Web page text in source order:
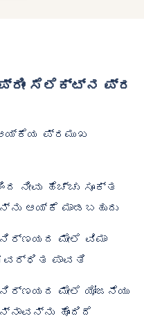
ಆಯ್ಕೆಯ ಪ್ರಮುಖ
ನೀವು ಹೆಚ್ಚು ಸೂಕ್ತ
ಆಯ್ಕೆ ಮಾಡಬಹುದು
ಮೇಲೆ ವಿಮಾ
ಪಾವತಿ
ಮೇಲೆ ಯೋಜನೆಯು
ಹೊಂದಿದೆ